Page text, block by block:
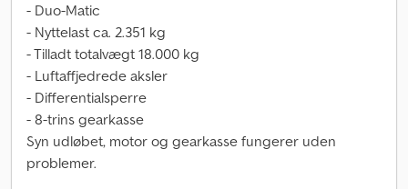
- Duo-Matic
- Nyttelast ca. 2.351 kg
- Tilladt totalvægt 18.000 kg
- Luftaffjedrede aksler
- Differentialsperre
- 8-trins gearkasse
Syn udløbet, motor og gearkasse fungerer uden
problemer.